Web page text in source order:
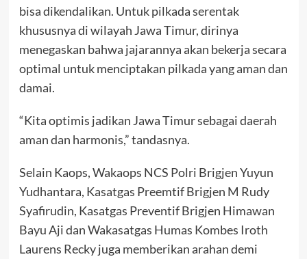
bisa dikendalikan. Untuk pilkada serentak
khususnya di wilayah Jawa Timur, dirinya
menegaskan bahwa jajarannya akan bekerja secara
optimal untuk menciptakan pilkada yang aman dan
damai.
“Kita optimis jadikan Jawa Timur sebagai daerah
aman dan harmonis,” tandasnya.
Selain Kaops, Wakaops NCS Polri Brigjen Yuyun
Yudhantara, Kasatgas Preemtif Brigjen M Rudy
Syafirudin, Kasatgas Preventif Brigjen Himawan
Bayu Aji dan Wakasatgas Humas Kombes Iroth
Laurens Recky juga memberikan arahan demi